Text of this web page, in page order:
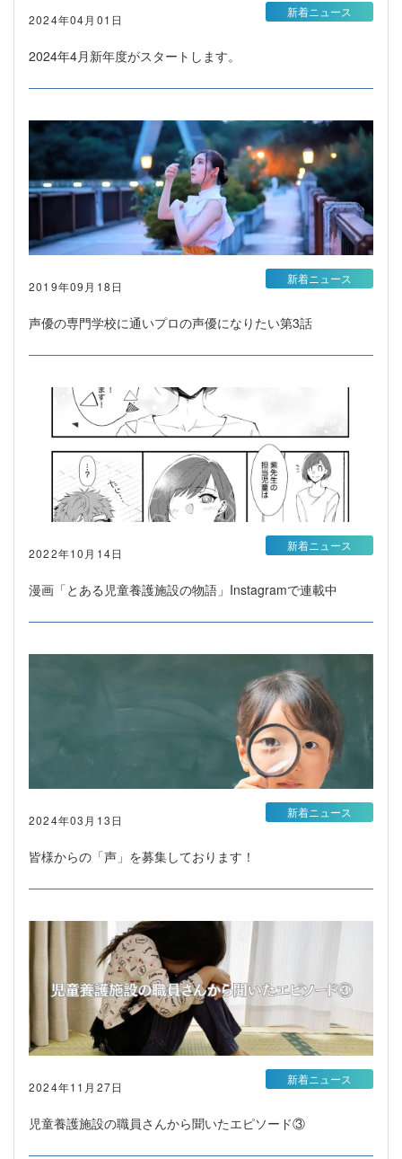
2024年04月01日
2024年4月新年度がスタートします。
新着ニュース
2019年09月18日
声優の専門学校に通いプロの声優になりたい第3話
新着ニュース
2022年10月14日
漫画「とある児童養護施設の物語」Instagramで連載中
新着ニュース
2024年03月13日
皆様からの「声」を募集しております！
新着ニュース
2024年11月27日
児童養護施設の職員さんから聞いたエピソード③
新着ニュース